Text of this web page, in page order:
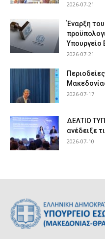
2026-07-21
Έναρξη του
Υπουργείο
2026-07-21
2026-07-17
ΔΕΛΤΙΟ
ανέδειξε
2026-07-10